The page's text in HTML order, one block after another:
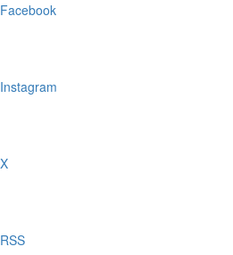
Facebook
Instagram
X
RSS